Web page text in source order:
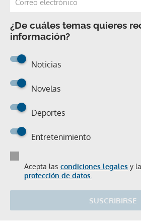
¿De cuáles temas quieres
información?
Noticias
Novelas
Deportes
Entretenimiento
Acepta las condiciones legales y la
protección de datos.
SUSCRIBIRSE